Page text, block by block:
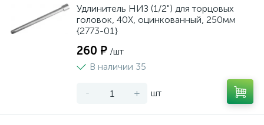
Удлинитель НИЗ (1/2") для торцовых
головок, 40Х, оцинкованный, 250мм
{2773-01}
260 ₽ /шт
В наличии 35
- + шт